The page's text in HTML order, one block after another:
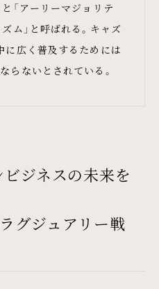
「アーリーマジョリテ
ム」と呼ばれる。キャズ
に広く普及するためには
らないとされている。
ジネスの未来を
ラグジュアリー戦